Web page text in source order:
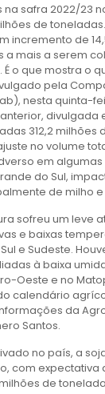
safra 2022/23
de
incremento de
a mais a serem
o que mostra o
pela
nesta quinta-
divulgada
312,2 milhões
no volume
em
do Sul,
de milho e
sofreu um leve
e baixas
e Sudeste.
à baixa
Oeste e no
calendário
da
Santos.
no país, a
com
de